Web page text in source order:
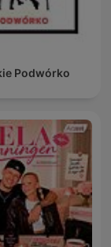
Podwórko